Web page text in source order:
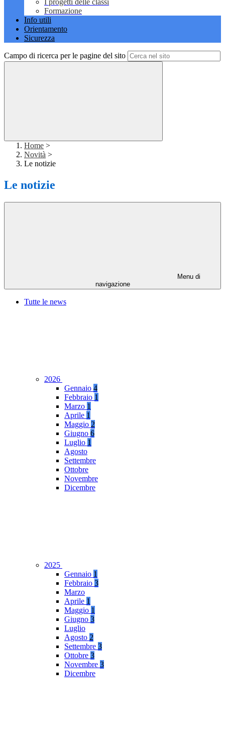
I progetti delle classi
Formazione
Info utili
Orientamento
Sicurezza
Campo di ricerca per le pagine del sito
Home >
Novità >
Le notizie
Le notizie
Menu di
navigazione
Tutte le news
2026
Gennaio 4
Febbraio 1
Marzo 1
Aprile 1
Maggio 2
Giugno 6
Luglio 1
Agosto
Settembre
Ottobre
Novembre
Dicembre
2025
Gennaio 1
Febbraio 3
Marzo
Aprile 1
Maggio 1
Giugno 3
Luglio
Agosto 2
Settembre 3
Ottobre 3
Novembre 3
Dicembre